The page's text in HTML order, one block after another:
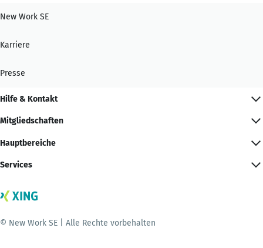
New Work SE
Karriere
Presse
Hilfe & Kontakt
Mitgliedschaften
Hauptbereiche
Services
© New Work SE | Alle Rechte vorbehalten